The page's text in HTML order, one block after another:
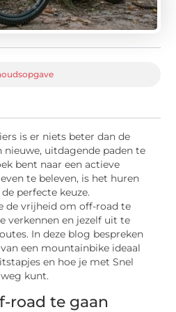
is er niets beter dan de
uitdagende paden te
bent naar een actieve
te beleven, is het huren
perfecte keuze.
de vrijheid om off-road te
verkennen en jezelf uit te
In deze blog bespreken
een mountainbike ideaal
en hoe je met Snel
kunt.
road te gaan